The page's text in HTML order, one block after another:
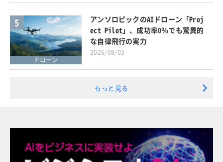
5
ドローン
アンソロピックのAIドローン「Proj
ect Pilot」、成功率0％でも驚異的
な自律飛行の実力
2026/08/03
もっと見る